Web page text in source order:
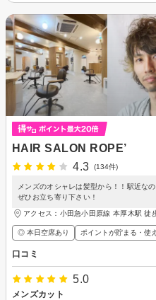
HAIR SALON ROPE’
4.3
(134件)
メンズのオシャレは髪型から！！駅近な
ぜひお立ち寄り下さい！
アクセス：小田急小田原線 本厚木駅 徒
◎ 本日空席あり ポイントが貯まる・使
口コミ
5.0
メンズカット